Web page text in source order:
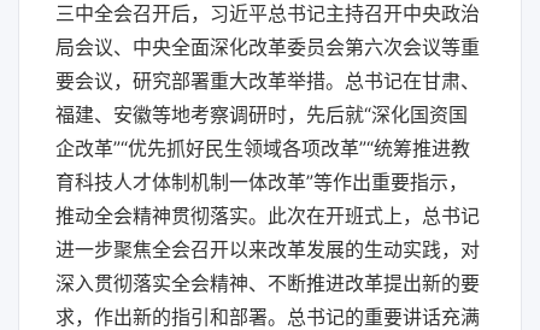
三中全会召开后，习近平总书记主持召开中央政治
局会议、中央全面深化改革委员会第六次会议等重
要会议，研究部署重大改革举措。总书记在甘肃、
福建、安徽等地考察调研时，先后就“深化国资国
企改革”“优先抓好民生领域各项改革”“统筹推进教
育科技人才体制机制一体改革”等作出重要指示，
推动全会精神贯彻落实。此次在开班式上，总书记
进一步聚焦全会召开以来改革发展的生动实践，对
深入贯彻落实全会精神、不断推进改革提出新的要
求，作出新的指引和部署。总书记的重要讲话充满